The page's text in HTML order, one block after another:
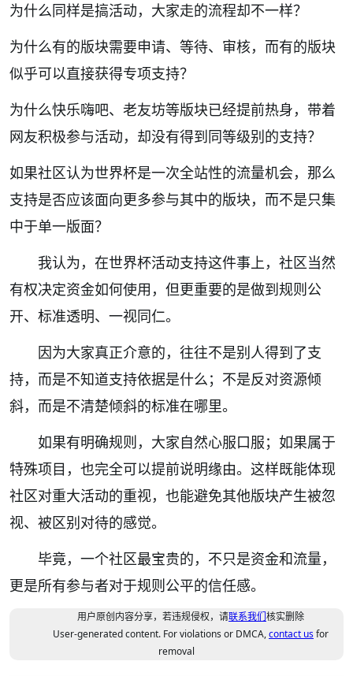
为什么同样是搞活动，大家走的流程却不一样？
为什么有的版块需要申请、等待、审核，而有的版块
似乎可以直接获得专项支持？
为什么快乐嗨吧、老友坊等版块已经提前热身，带着
网友积极参与活动，却没有得到同等级别的支持？
如果社区认为世界杯是一次全站性的流量机会，那么
支持是否应该面向更多参与其中的版块，而不是只集
中于单一版面？
我认为，在世界杯活动支持这件事上，社区当然
有权决定资金如何使用，但更重要的是做到规则公
开、标准透明、一视同仁。
因为大家真正介意的，往往不是别人得到了支
持，而是不知道支持依据是什么；不是反对资源倾
斜，而是不清楚倾斜的标准在哪里。
如果有明确规则，大家自然心服口服；如果属于
特殊项目，也完全可以提前说明缘由。这样既能体现
社区对重大活动的重视，也能避免其他版块产生被忽
视、被区别对待的感觉。
毕竟，一个社区最宝贵的，不只是资金和流量，
更是所有参与者对于规则公平的信任感。
用户原创内容分享，若违规侵权，请联系我们核实删除
User-generated content. For violations or DMCA,contact usfor
removal